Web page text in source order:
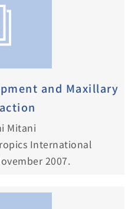
and Maxillary
Mitani
International
2007.